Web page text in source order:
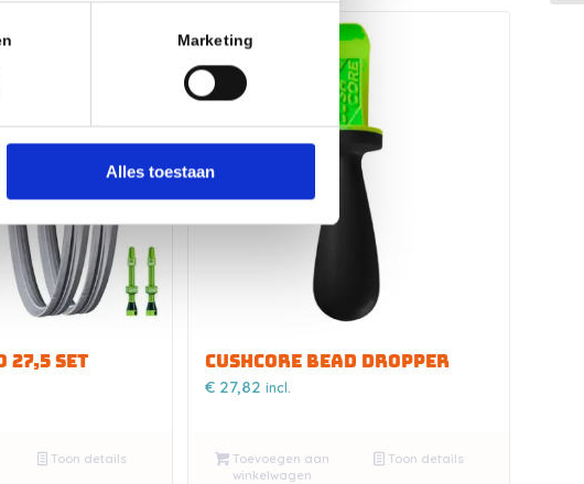
Marketing
Alles toestaan
27,5 SET
Toon details
CUSHCORE BEAD DROPPER
€27,82 incl.
Toevoegen aan
winkelwagen
Toon details